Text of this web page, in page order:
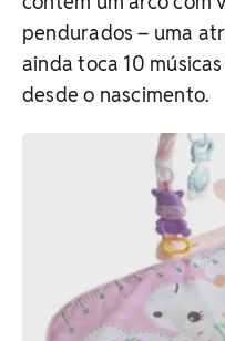
pendurados – uma
ainda toca 10
desde o nascimento.